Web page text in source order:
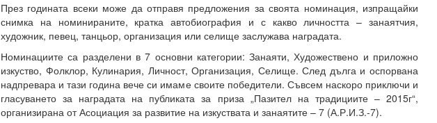
През годината всеки може да отправя предложения за своята номинация, изпращайки
снимка на номинираните, кратка автобиография и с какво личността – занаятчия,
художник, певец, танцьор, организация или селище заслужава наградата.
Номинациите са разделени в 7 основни категории: Занаяти, Художествено и приложно
изкуство, Фолклор, Кулинария, Личност, Организация, Селище. След дълга и оспорвана
надпревара и тази година вече си имаме своите победители. Съвсем наскоро приключи и
гласуването за наградата на публиката за приза „Пазител на традициите – 2015г“,
организирана от Асоциация за развитие на изкуствата и занаятите – 7 (А.Р.И.З.-7).